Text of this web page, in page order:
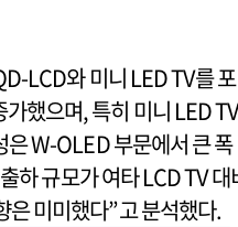
LCD와 미니 LED TV를 포
했으며, 특히 미니 LED TV
W-OLED 부문에서 큰 폭
하 규모가 여타 LCD TV 대
은 미미했다”고 분석했다.